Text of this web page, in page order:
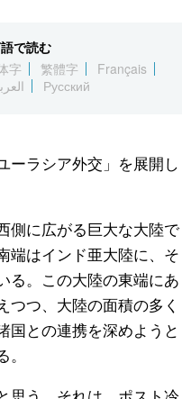
で読む
字 繁體字
Français
Русский
ーラシア外交」を展開し
側に広がる巨大な大陸で
端はインド亜大陸に、そ
る。この大陸の東端にあ
つつ、大陸の面積の多く
国との連携を深めようと